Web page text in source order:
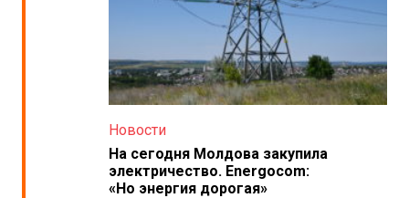
Новости
На сегодня Молдова закупила
электричество. Energocom:
«Но энергия дорогая»